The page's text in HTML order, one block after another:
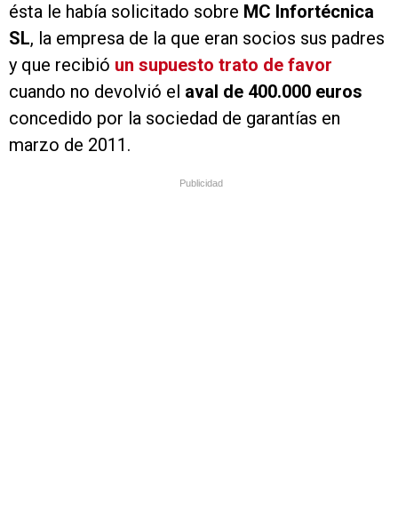
ésta le había solicitado sobre MC Infortécnica
SL, la empresa de la que eran socios sus padres
y que recibió un supuesto trato de favor
cuando no devolvió el aval de 400.000 euros
concedido por la sociedad de garantías en
marzo de 2011.
Publicidad